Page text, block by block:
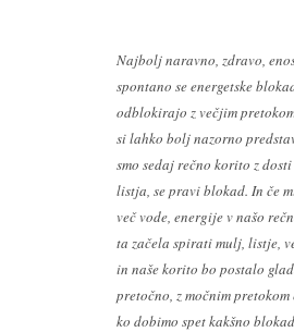
Najbolj naravno, zdravo,
spontano se energetske
odblokirajo z večjim
si lahko bolj nazorno
smo sedaj rečno korito z
listja, se pravi blokad. In če
več vode, energije v našo
ta začela spirati mulj, listje,
in naše korito bo postalo
pretočno, z močnim
ko dobimo spet kakšno